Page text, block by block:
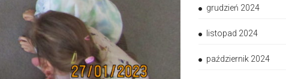
grudzień 2024
listopad 2024
październik 2024